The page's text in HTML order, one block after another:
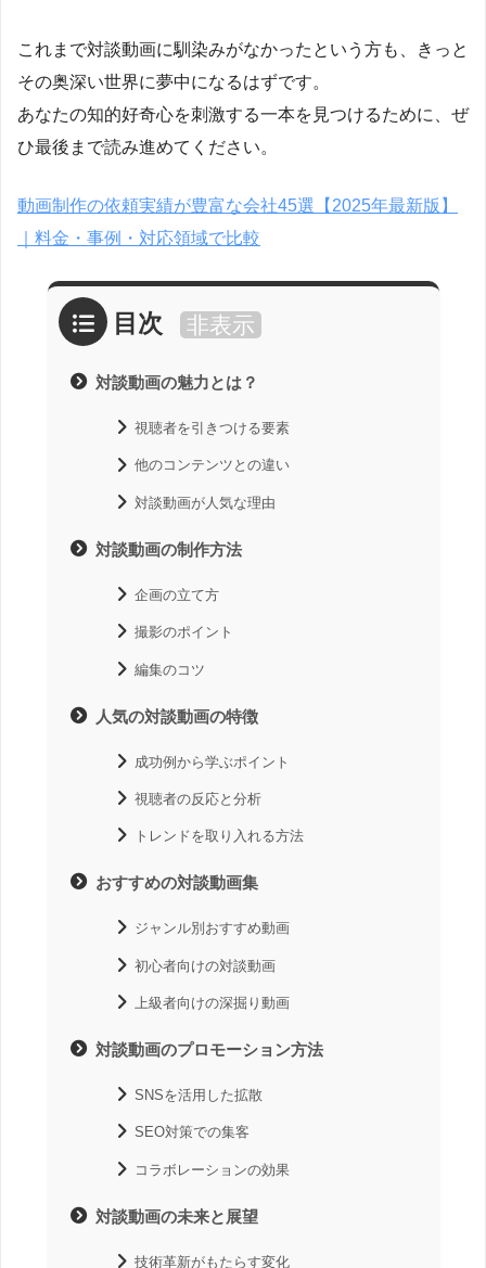
これまで対談動画に馴染みがなかったという方も、きっと
その奥深い世界に夢中になるはずです。
あなたの知的好奇心を刺激する一本を見つけるために、ぜ
ひ最後まで読み進めてください。
動画制作の依頼実績が豊富な会社45選【2025年最新版】
｜料金・事例・対応領域で比較
目次 非表示
対談動画の魅力とは？
視聴者を引きつける要素
他のコンテンツとの違い
対談動画が人気な理由
対談動画の制作方法
企画の立て方
撮影のポイント
編集のコツ
人気の対談動画の特徴
成功例から学ぶポイント
視聴者の反応と分析
トレンドを取り入れる方法
おすすめの対談動画集
ジャンル別おすすめ動画
初心者向けの対談動画
上級者向けの深掘り動画
対談動画のプロモーション方法
SNSを活用した拡散
SEO対策での集客
コラボレーションの効果
対談動画の未来と展望
技術革新がもたらす変化